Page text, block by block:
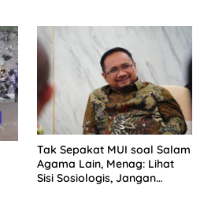
Tak Sepakat MUI soal Salam
Agama Lain, Menag: Lihat
Sisi Sosiologis, Jangan